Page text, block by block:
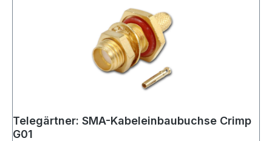
Telegärtner: SMA-Kabeleinbaubuchse Crimp
G01